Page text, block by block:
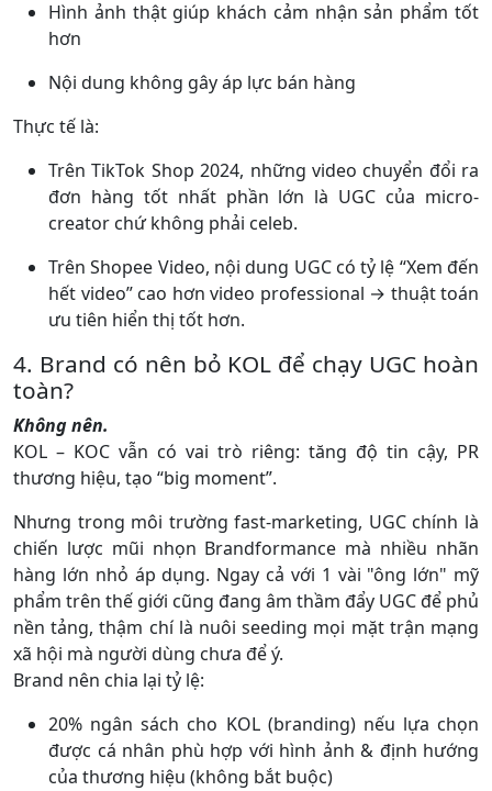
Hình ảnh thật giúp khách cảm nhận sản phẩm tốt
hơn
Nội dung không gây áp lực bán hàng
Thực tế là:
Trên TikTok Shop 2024, những video chuyển đổi ra
đơn hàng tốt nhất phần lớn là UGC của micro-
creator chứ không phải celeb.
Trên Shopee Video, nội dung UGC có tỷ lệ “Xem đến
hết video” cao hơn video professional → thuật toán
ưu tiên hiển thị tốt hơn.
4. Brand có nên bỏ KOL để chạy UGC hoàn
toàn?
Không nên.
KOL – KOC vẫn có vai trò riêng: tăng độ tin cậy, PR
thương hiệu, tạo “big moment”.
Nhưng trong môi trường fast-marketing, UGC chính là
chiến lược mũi nhọn Brandformance mà nhiều nhãn
hàng lớn nhỏ áp dụng. Ngay cả với 1 vài "ông lớn" mỹ
phẩm trên thế giới cũng đang âm thầm đẩy UGC để phủ
nền tảng, thậm chí là nuôi seeding mọi mặt trận mạng
xã hội mà người dùng chưa để ý.
Brand nên chia lại tỷ lệ:
20% ngân sách cho KOL (branding) nếu lựa chọn
được cá nhân phù hợp với hình ảnh & định hướng
của thương hiệu (không bắt buộc)